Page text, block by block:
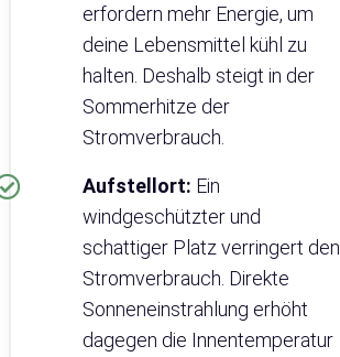
erfordern mehr Energie, um
deine Lebensmittel kühl zu
halten. Deshalb steigt in der
Sommerhitze der
Stromverbrauch.
Aufstellort: Ein
windgeschützter und
schattiger Platz verringert den
Stromverbrauch. Direkte
Sonneneinstrahlung erhöht
dagegen die Innentemperatur